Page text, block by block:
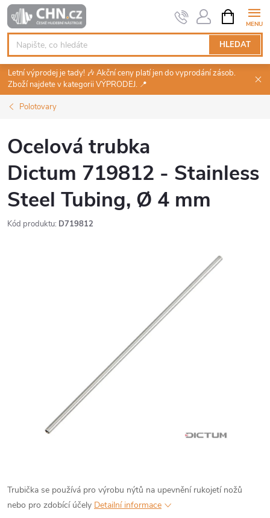
Přejít
na
obsah
HLEDAT
NÁKUPNÍ
KOŠÍK
Letní výprodej je tady! 🎶 Akční ceny platí jen do vyprodání zásob.
Zboží najdete v kategorii VÝPRODEJ. 📍
Polotovary
Ocelová trubka
Dictum 719812 - Stainless
Steel Tubing, Ø 4 mm
Kód produktu: D719812
Trubička se používá pro výrobu nýtů na upevnění rukojetí nožů
nebo pro zdobící účely Detailní informace